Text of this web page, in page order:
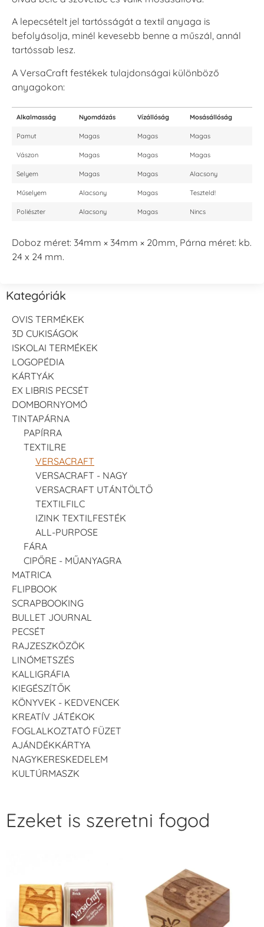
A lepecsételt jel tartósságát a textil anyaga is
befolyásolja, minél kevesebb benne a műszál, annál
tartóssab lesz.
A VersaCraft festékek tulajdonságai különböző
anyagokon:
Alkalmasság Nyomdázás Vízállóság Mosásállóság
Pamut Magas Magas Magas
Vászon Magas Magas Magas
Selyem Magas Magas Alacsony
Műselyem Alacsony Magas Teszteld!
Poliészter Alacsony Magas Nincs
Doboz méret: 34mm × 34mm × 20mm, Párna méret: kb.
24 x 24 mm.
Kategóriák
OVIS TERMÉKEK
3D CUKISÁGOK
ISKOLAI TERMÉKEK
LOGOPÉDIA
KÁRTYÁK
EX LIBRIS PECSÉT
DOMBORNYOMÓ
TINTAPÁRNA
PAPÍRRA
TEXTILRE
VERSACRAFT
VERSACRAFT - NAGY
VERSACRAFT UTÁNTÖLTŐ
TEXTILFILC
IZINK TEXTILFESTÉK
ALL-PURPOSE
FÁRA
CIPŐRE - MŰANYAGRA
MATRICA
FLIPBOOK
SCRAPBOOKING
BULLET JOURNAL
PECSÉT
RAJZESZKÖZÖK
LINÓMETSZÉS
KALLIGRÁFIA
KIEGÉSZÍTŐK
KÖNYVEK - KEDVENCEK
KREATÍV JÁTÉKOK
FOGLALKOZTATÓ FÜZET
AJÁNDÉKKÁRTYA
NAGYKERESKEDELEM
KULTÚRMASZK
Ezeket is szeretni fogod